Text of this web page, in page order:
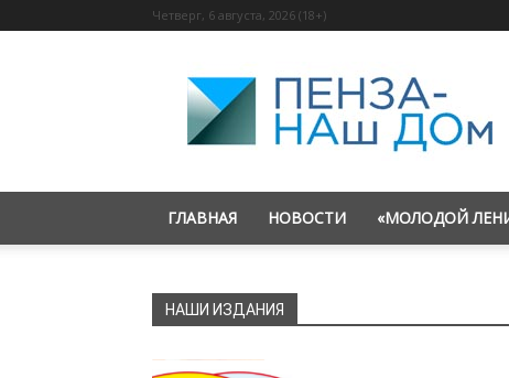
Четверг, 6 августа, 2026 (18+)
«Пенза
—
наш
дом»
ГЛАВНАЯ НОВОСТИ «МОЛОДОЙ
НАШИ ИЗДАНИЯ